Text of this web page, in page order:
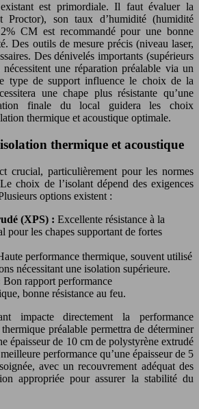
est primordiale. Il faut évaluer la
Proctor), son taux d’humidité (humidité
CM est recommandé pour une bonne
Des outils de mesure précis (niveau laser,
Des dénivelés importants (supérieurs
une réparation préalable via un
type de support influence le choix de la
une chape plus résistante qu’une
finale du local guidera les choix
thermique et acoustique optimale.
thermique et acoustique
crucial, particulièrement pour les normes
choix de l’isolant dépend des exigences
options existent :
(XPS) : Excellente résistance à la
pour les chapes supportant de fortes
performance thermique, souvent utilisé
nécessitant une isolation supérieure.
Bon rapport performance
bonne résistance au feu.
impacte directement la performance
préalable permettra de déterminer
épaisseur de 10 cm de polystyrène extrudé
performance qu’une épaisseur de 5
avec un recouvrement adéquat des
appropriée pour assurer la stabilité du